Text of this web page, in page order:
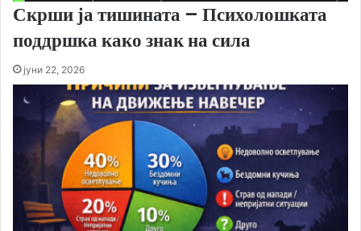
Скрши ја тишината – Психолошката
поддршка како знак на сила
јуни 22, 2026